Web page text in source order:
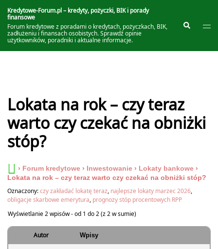
do
treści
Kredytowe-Forum.pl – kredyty, pożyczki, BIK i porady
finansowe
Forum kredytowe z poradami o kredytach, pożyczkach, BIK,
zadłużeniu i finansach osobistych. Sprawdź opinie
użytkowników, poradniki i aktualne informacje.
Szukaj
Lokata na rok – czy teraz
warto czy czekać na obniżki
stóp?
› Forum kredytowe › Inwestowanie › Lokaty bankowe ›
Lokata na rok – czy teraz warto czy czekać na obniżki stóp?
Oznaczony:czy zakładać lokatę teraz, najlepsze lokaty marzec 2026,
obligacje skarbowe emerytura, prognozy stóp procentowych RPP
Wyświetlanie 2 wpisów - od 1 do 2 (z 2 w sumie)
Autor Wpisy